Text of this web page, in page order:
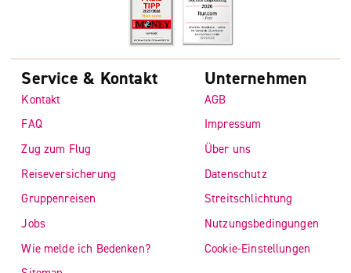
Service & Kontakt
Kontakt
FAQ
Zug zum Flug
Reiseversicherung
Gruppenreisen
Jobs
Wie melde ich Bedenken?
Unternehmen
AGB
Impressum
Über uns
Datenschutz
Streitschlichtung
Nutzungsbedingungen
Cookie-Einstellungen